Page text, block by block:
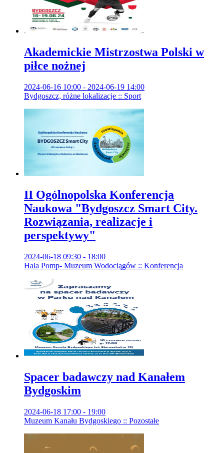
Akademickie Mistrzostwa Polski w
piłce nożnej
2024-06-16 10:00 - 2024-06-19 14:00
Bydgoszcz, różne lokalizacje :: Sport
II Ogólnopolska Konferencja
Naukowa "Bydgoszcz Smart City.
Rozwiązania, realizacje i
perspektywy"
2024-06-18 09:30 - 18:00
Hala Pomp- Muzeum Wodociągów :: Konferencja
Spacer badawczy nad Kanałem
Bydgoskim
2024-06-18 17:00 - 19:00
Muzeum Kanału Bydgoskiego :: Pozostałe